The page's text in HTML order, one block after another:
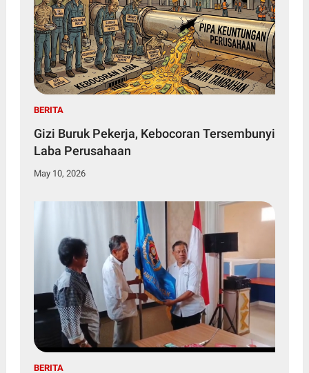
BERITA
Gizi Buruk Pekerja, Kebocoran Tersembunyi
Laba Perusahaan
May 10, 2026
BERITA